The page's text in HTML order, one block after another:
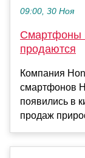
09:00, 30 Ноя
Смартфоны
продаются
Компания
смартфонов
появились в
продаж